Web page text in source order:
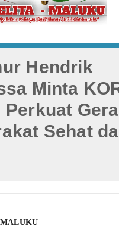
Hendrik
Minta
Perkuat
Sehat